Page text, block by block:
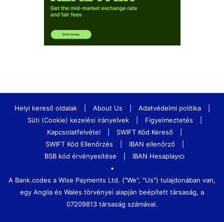
Helyi kereső oldalak About Us Adatvédelmi politika
Süti (Cookie) kezelési irányelvek
Figyelmeztetés
Kapcsolatfelvétel
SWIFT Kód Kereső
SWIFT Kód Ellenőrzés
IBAN ellenőrző
BSB kód érvényesítése
IBAN Hesaplayıcı
•
A Bank.codes a Wise Payments Ltd. ("We", "Us") tulajdonában van,
egy Anglia és Wales törvényei alapján beépített társaság, a
07209813 társaság számával.